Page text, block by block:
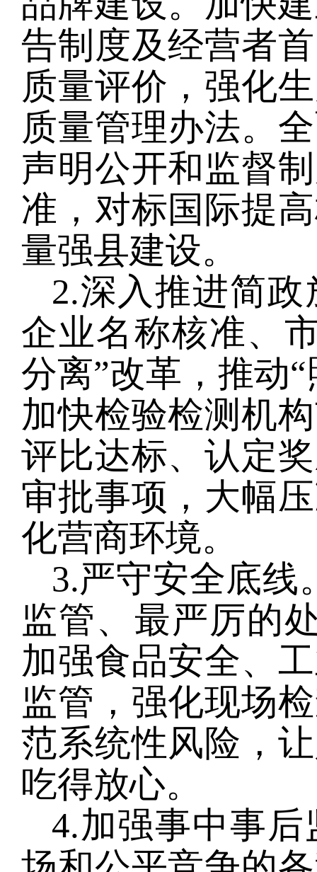
告制度及经营者
质量评价，强化
质量管理办法。
声明公开和监督
准，对标国际提
量强县建设。
2.深入推进简
企业名称核准、
分离”改革，推动
加快检验检测机
评比达标、认定
审批事项，大幅
化营商环境。
3.严守安全底线
监管、最严厉的
加强食品安全、
监管，强化现场
范系统性风险，
吃得放心。
4.加强事中事